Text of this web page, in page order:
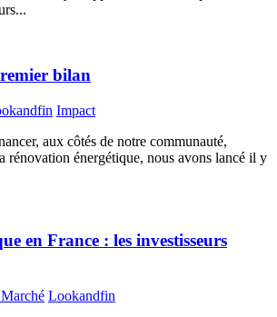
bilan
Impact
aux côtés de notre communauté,
rénovation énergétique, nous avons lancé il y
en France : les investisseurs
Lookandfin